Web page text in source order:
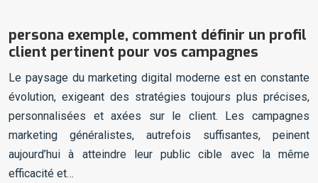
persona exemple, comment définir un profil
client pertinent pour vos campagnes
Le paysage du marketing digital moderne est en constante
évolution, exigeant des stratégies toujours plus précises,
personnalisées et axées sur le client. Les campagnes
marketing généralistes, autrefois suffisantes, peinent
aujourd’hui à atteindre leur public cible avec la même
efficacité et…